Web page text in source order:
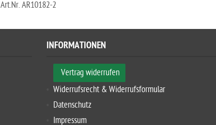
Art.Nr.AR10182-2
INFORMATIONEN
Vertrag widerrufen
Widerrufsrecht & Widerrufsformular
Datenschutz
Impressum